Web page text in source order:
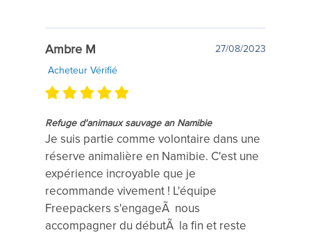
Ambre M
27/08/2023
Acheteur Vérifié
Refuge d'animaux sauvage an Namibie
Je suis partie comme volontaire dans une
réserve animalière en Namibie. C'est une
expérience incroyable que je
recommande vivement ! L'équipe
Freepackers s'engageÃ nous
accompagner du débutÃ la fin et reste